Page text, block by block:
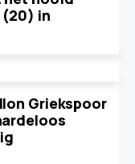
in
Griekspoor